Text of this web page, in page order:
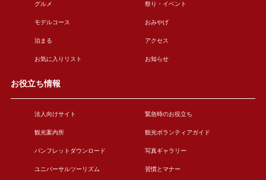
グルメ 祭り・イベント
モデルコース おみやげ
泊まる アクセス
お気に入りリスト お知らせ
お役立ち情報
法人向けサイト 緊急時のお役立ち
観光案内所 観光ボランティアガイド
パンフレットダウンロード 写真ギャラリー
ユニバーサルツーリズム 習慣とマナー